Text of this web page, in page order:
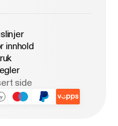
innhold
side